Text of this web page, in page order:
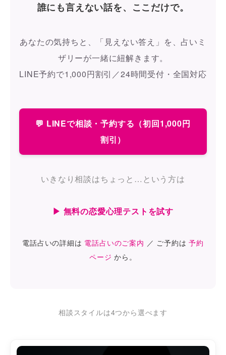
誰にも言えない話を、ここだけで。
あなたの気持ちと、「見えない答え」を、占いミ
ザリーが一緒に紐解きます。
LINE予約で1,000円割引／24時間受付・全国対応
💬 LINEで相談・予約する（初回1,000円
割引）
いきなり相談はちょっと…という方は
▶ 無料の恋愛心理テストを試す
電話占いの詳細は 電話占いのご案内 ／ ご予約は予約
ページ から。
相談スタイルは4つから選べます